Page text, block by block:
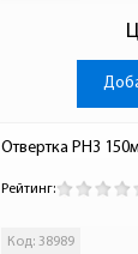
Отвертка PH3
Рейтинг:
Код: 38989